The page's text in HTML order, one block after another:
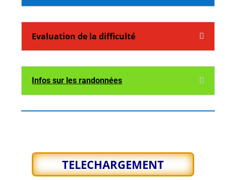
Evaluation de la difficulté
Infos sur les randonnées
TELECHARGEMENT